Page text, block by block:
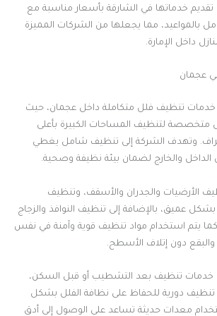
خدماتها في الشارقة بأسعار مناسبة مع
بالمواعيد، مما يجعلها من الشركات المميزة
داخل الإمارة.
عجمان
تنظيف فلل متكاملة داخل عجمان، حيث
لتنظيف المساحات الكبيرة بأعلى
وتهدف الشركة إلى تنظيف شامل يغطي
الداخل والخارج لضمان بيئة نظيفة وصحية.
الأرضيات والجدران والأسقف، وتنظيف
عميق، بالإضافة إلى تنظيف النوافذ والزجاج
كما يتم استخدام مواد تنظيف قوية وآمنة في نفس
والبقع دون إتلاف الأسطح.
خدمات تنظيف بعد التشطيب أو قبل السكن،
تنظيف دورية للحفاظ على نظافة الفلل بشكل
معدات حديثة تساعد على الوصول إلى أدق